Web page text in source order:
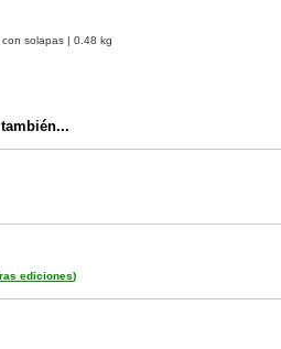
solapas | 0.48 kg
ediciones)